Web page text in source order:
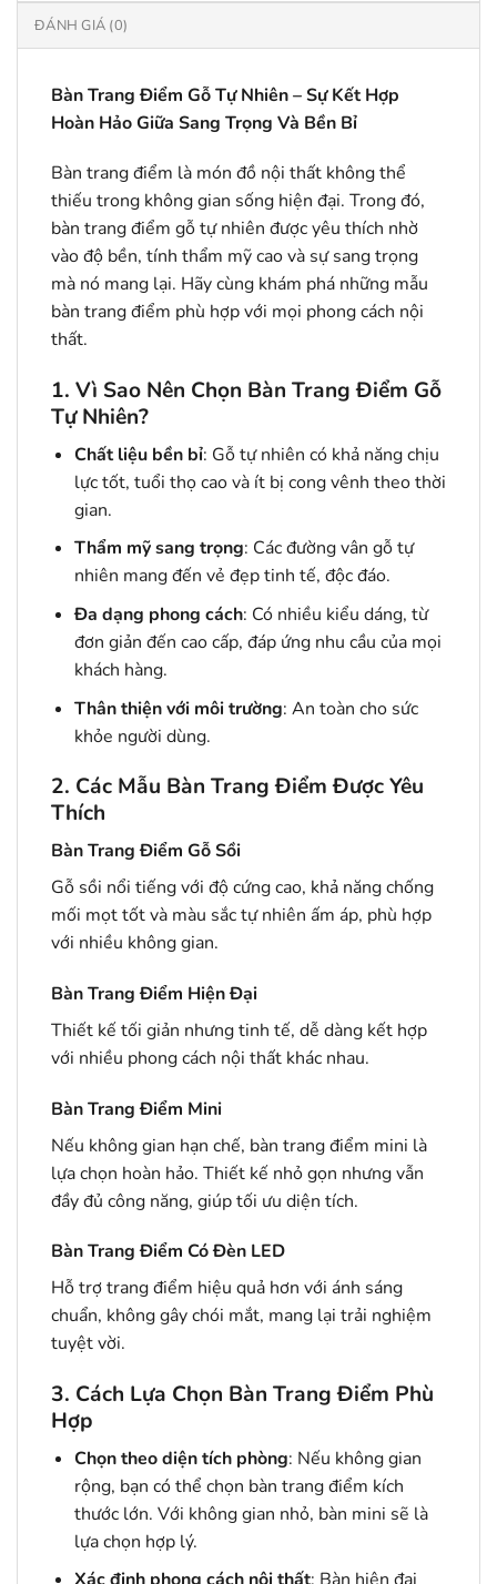
ĐÁNH GIÁ (0)
Bàn Trang Điểm Gỗ Tự Nhiên – Sự Kết Hợp
Hoàn Hảo Giữa Sang Trọng Và Bền Bỉ
Bàn trang điểm là món đồ nội thất không thể
thiếu trong không gian sống hiện đại. Trong đó,
bàn trang điểm gỗ tự nhiên được yêu thích nhờ
vào độ bền, tính thẩm mỹ cao và sự sang trọng
mà nó mang lại. Hãy cùng khám phá những mẫu
bàn trang điểm phù hợp với mọi phong cách nội
thất.
1. Vì Sao Nên Chọn Bàn Trang Điểm Gỗ
Tự Nhiên?
Chất liệu bền bỉ: Gỗ tự nhiên có khả năng chịu
lực tốt, tuổi thọ cao và ít bị cong vênh theo thời
gian.
Thẩm mỹ sang trọng: Các đường vân gỗ tự
nhiên mang đến vẻ đẹp tinh tế, độc đáo.
Đa dạng phong cách: Có nhiều kiểu dáng, từ
đơn giản đến cao cấp, đáp ứng nhu cầu của mọi
khách hàng.
Thân thiện với môi trường: An toàn cho sức
khỏe người dùng.
2. Các Mẫu Bàn Trang Điểm Được Yêu
Thích
Bàn Trang Điểm Gỗ Sồi
Gỗ sồi nổi tiếng với độ cứng cao, khả năng chống
mối mọt tốt và màu sắc tự nhiên ấm áp, phù hợp
với nhiều không gian.
Bàn Trang Điểm Hiện Đại
Thiết kế tối giản nhưng tinh tế, dễ dàng kết hợp
với nhiều phong cách nội thất khác nhau.
Bàn Trang Điểm Mini
Nếu không gian hạn chế, bàn trang điểm mini là
lựa chọn hoàn hảo. Thiết kế nhỏ gọn nhưng vẫn
đầy đủ công năng, giúp tối ưu diện tích.
Bàn Trang Điểm Có Đèn LED
Hỗ trợ trang điểm hiệu quả hơn với ánh sáng
chuẩn, không gây chói mắt, mang lại trải nghiệm
tuyệt vời.
3. Cách Lựa Chọn Bàn Trang Điểm Phù
Hợp
Chọn theo diện tích phòng: Nếu không gian
rộng, bạn có thể chọn bàn trang điểm kích
thước lớn. Với không gian nhỏ, bàn mini sẽ là
lựa chọn hợp lý.